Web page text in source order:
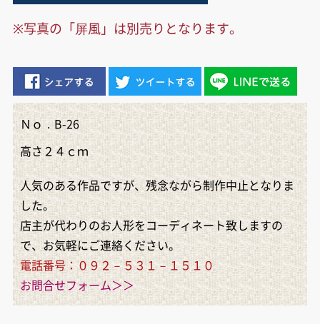
※写真の「屏風」は別売りとなります。
Ｎｏ．B-26
高さ２４ｃｍ
人気のある作品ですが、残念ながら制作中止となりま
した。
店主が代わりのお人形をコーディネート致しますの
で、お気軽にご連絡ください。
電話番号：０９２－５３１－１５１０
お問合せフォーム＞＞